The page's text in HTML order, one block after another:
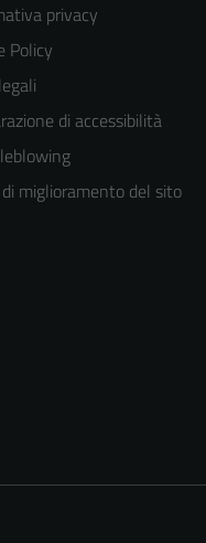
privacy
Policy
di accessibilità
miglioramento del sito